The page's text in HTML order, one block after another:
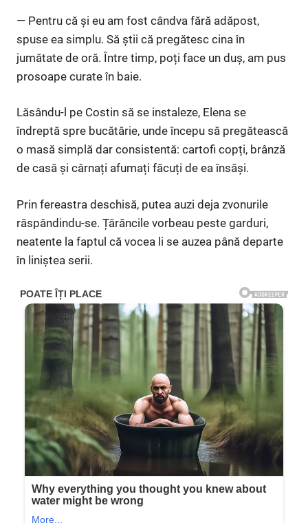
— Pentru că și eu am fost cândva fără adăpost,
spuse ea simplu. Să știi că pregătesc cina în
jumătate de oră. Între timp, poți face un duș, am pus
prosoape curate în baie.
Lăsându-l pe Costin să se instaleze, Elena se
îndreptă spre bucătărie, unde începu să pregătească
o masă simplă dar consistentă: cartofi copți, brânză
de casă și cârnați afumați făcuți de ea însăși.
Prin fereastra deschisă, putea auzi deja zvonurile
răspândindu-se. Țărăncile vorbeau peste garduri,
neatente la faptul că vocea li se auzea până departe
în liniștea serii.